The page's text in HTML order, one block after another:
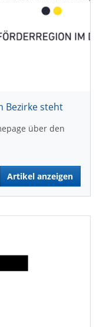
Bezirke steht
über den
Artikel anzeigen